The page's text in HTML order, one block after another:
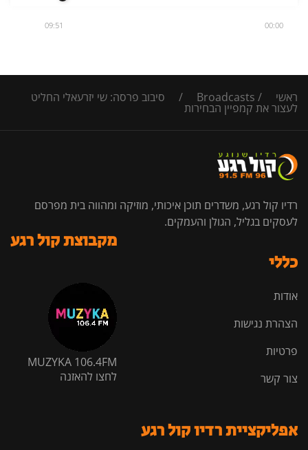
00:00
09:51
ראשי /
Broadcasts
/ סיבוב פרסה: שי יזרעאלי החליט
לעצור את קמפיין הבחירות
רדיו קול רגע, משדרים תוכן איכותי, מוזיקה ומהווה בית מפרסם
לעסקים בגליל, הגולן והעמקים.
כללי
אודות
הצהרת נגישות
פרטיות
צור קשר
מקבוצת קול רגע
MUZYKA 106.4FM
לחצו להאזנה
אפליקציית רדיו קול רגע